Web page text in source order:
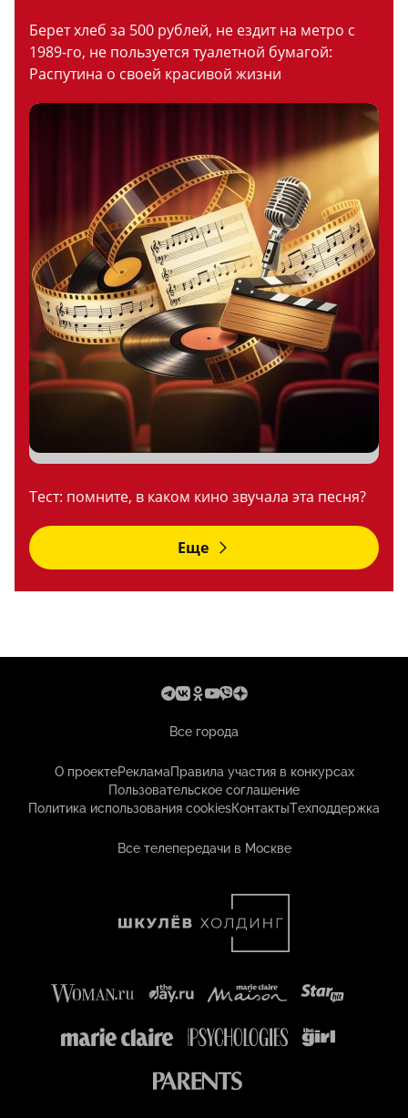
Берет хлеб за 500 рублей, не ездит на метро с
1989-го, не пользуется туалетной бумагой:
Распутина о своей красивой жизни
Тест: помните, в каком кино звучала эта песня?
Еще
Все города
О проектеРекламаПравила участия в конкурсах
Пользовательское соглашение
Политика использования cookiesКонтактыТехподдержка
Все телепередачи в Москве